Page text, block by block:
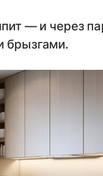
— и через
брызгами.